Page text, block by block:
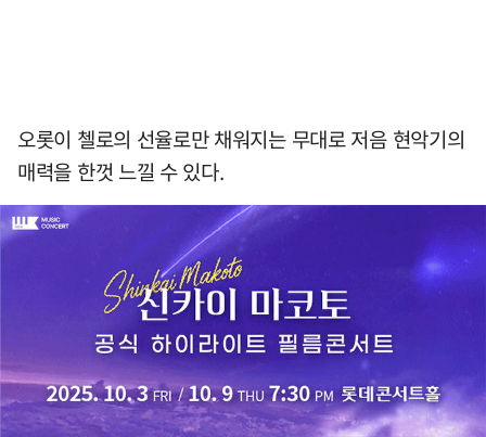
오롯이 첼로의 선율로만 채워지는 무대로 저음 현악기의
매력을 한껏 느낄 수 있다.